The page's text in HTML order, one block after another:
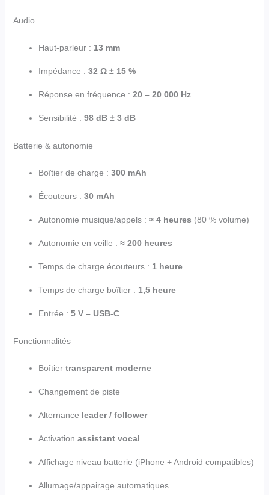
Audio
Haut-parleur : 13 mm
Impédance : 32 Ω ± 15 %
Réponse en fréquence : 20 – 20 000 Hz
Sensibilité : 98 dB ± 3 dB
Batterie & autonomie
Boîtier de charge : 300 mAh
Écouteurs : 30 mAh
Autonomie musique/appels : ≈ 4 heures (80 % volume)
Autonomie en veille : ≈ 200 heures
Temps de charge écouteurs : 1 heure
Temps de charge boîtier : 1,5 heure
Entrée : 5 V – USB-C
Fonctionnalités
Boîtier transparent moderne
Changement de piste
Alternance leader / follower
Activation assistant vocal
Affichage niveau batterie (iPhone + Android compatibles)
Allumage/appairage automatiques